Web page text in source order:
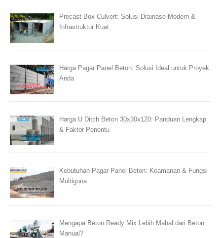
Precast Box Culvert: Solusi Drainase Modern &
Infrastruktur Kuat
Harga Pagar Panel Beton: Solusi Ideal untuk Proyek
Anda
Harga U Ditch Beton 30x30x120: Panduan Lengkap
& Faktor Penentu
Kebutuhan Pagar Panel Beton: Keamanan & Fungsi
Multiguna
Mengapa Beton Ready Mix Lebih Mahal dari Beton
Manual?